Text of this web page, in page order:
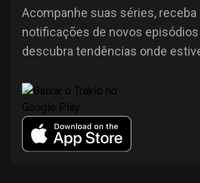
Acompanhe suas séries, receba
notificações de novos episódios
descubra tendências onde